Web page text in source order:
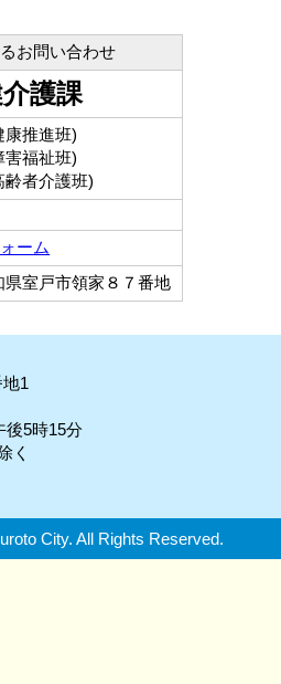
お問い合わせ
護課
康推進班)
害福祉班)
齢者介護班)
ーム
県室戸市領家８７番地
1
後5時15分
く
City. All Rights Reserved.